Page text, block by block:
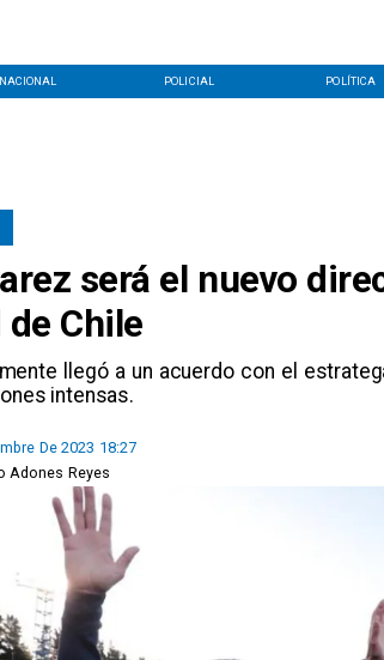
NACIONAL POLICIAL POLÍTICA
será el nuevo
Chile
llegó a un acuerdo con el
intensas.
De 2023 18:27
Adones Reyes